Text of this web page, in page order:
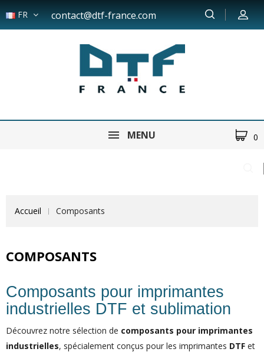
FR contact@dtf-france.com
MENU 0
Accueil Composants
COMPOSANTS
Composants pour imprimantes
industrielles DTF et sublimation
Découvrez notre sélection de composants pour imprimantes
industrielles, spécialement conçus pour les imprimantes DTF et